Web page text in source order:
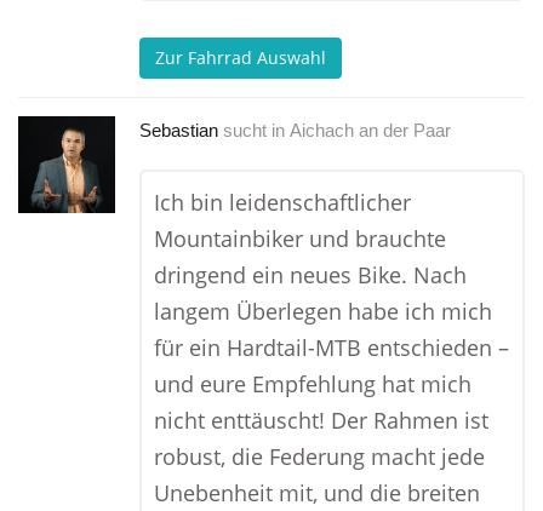
Zur Fahrrad Auswahl
Sebastian sucht in Aichach an der Paar
Ich bin leidenschaftlicher
Mountainbiker und brauchte
dringend ein neues Bike. Nach
langem Überlegen habe ich mich
für ein Hardtail-MTB entschieden –
und eure Empfehlung hat mich
nicht enttäuscht! Der Rahmen ist
robust, die Federung macht jede
Unebenheit mit, und die breiten